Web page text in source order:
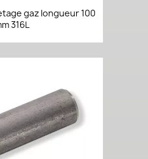
gaz longueur 100
316L